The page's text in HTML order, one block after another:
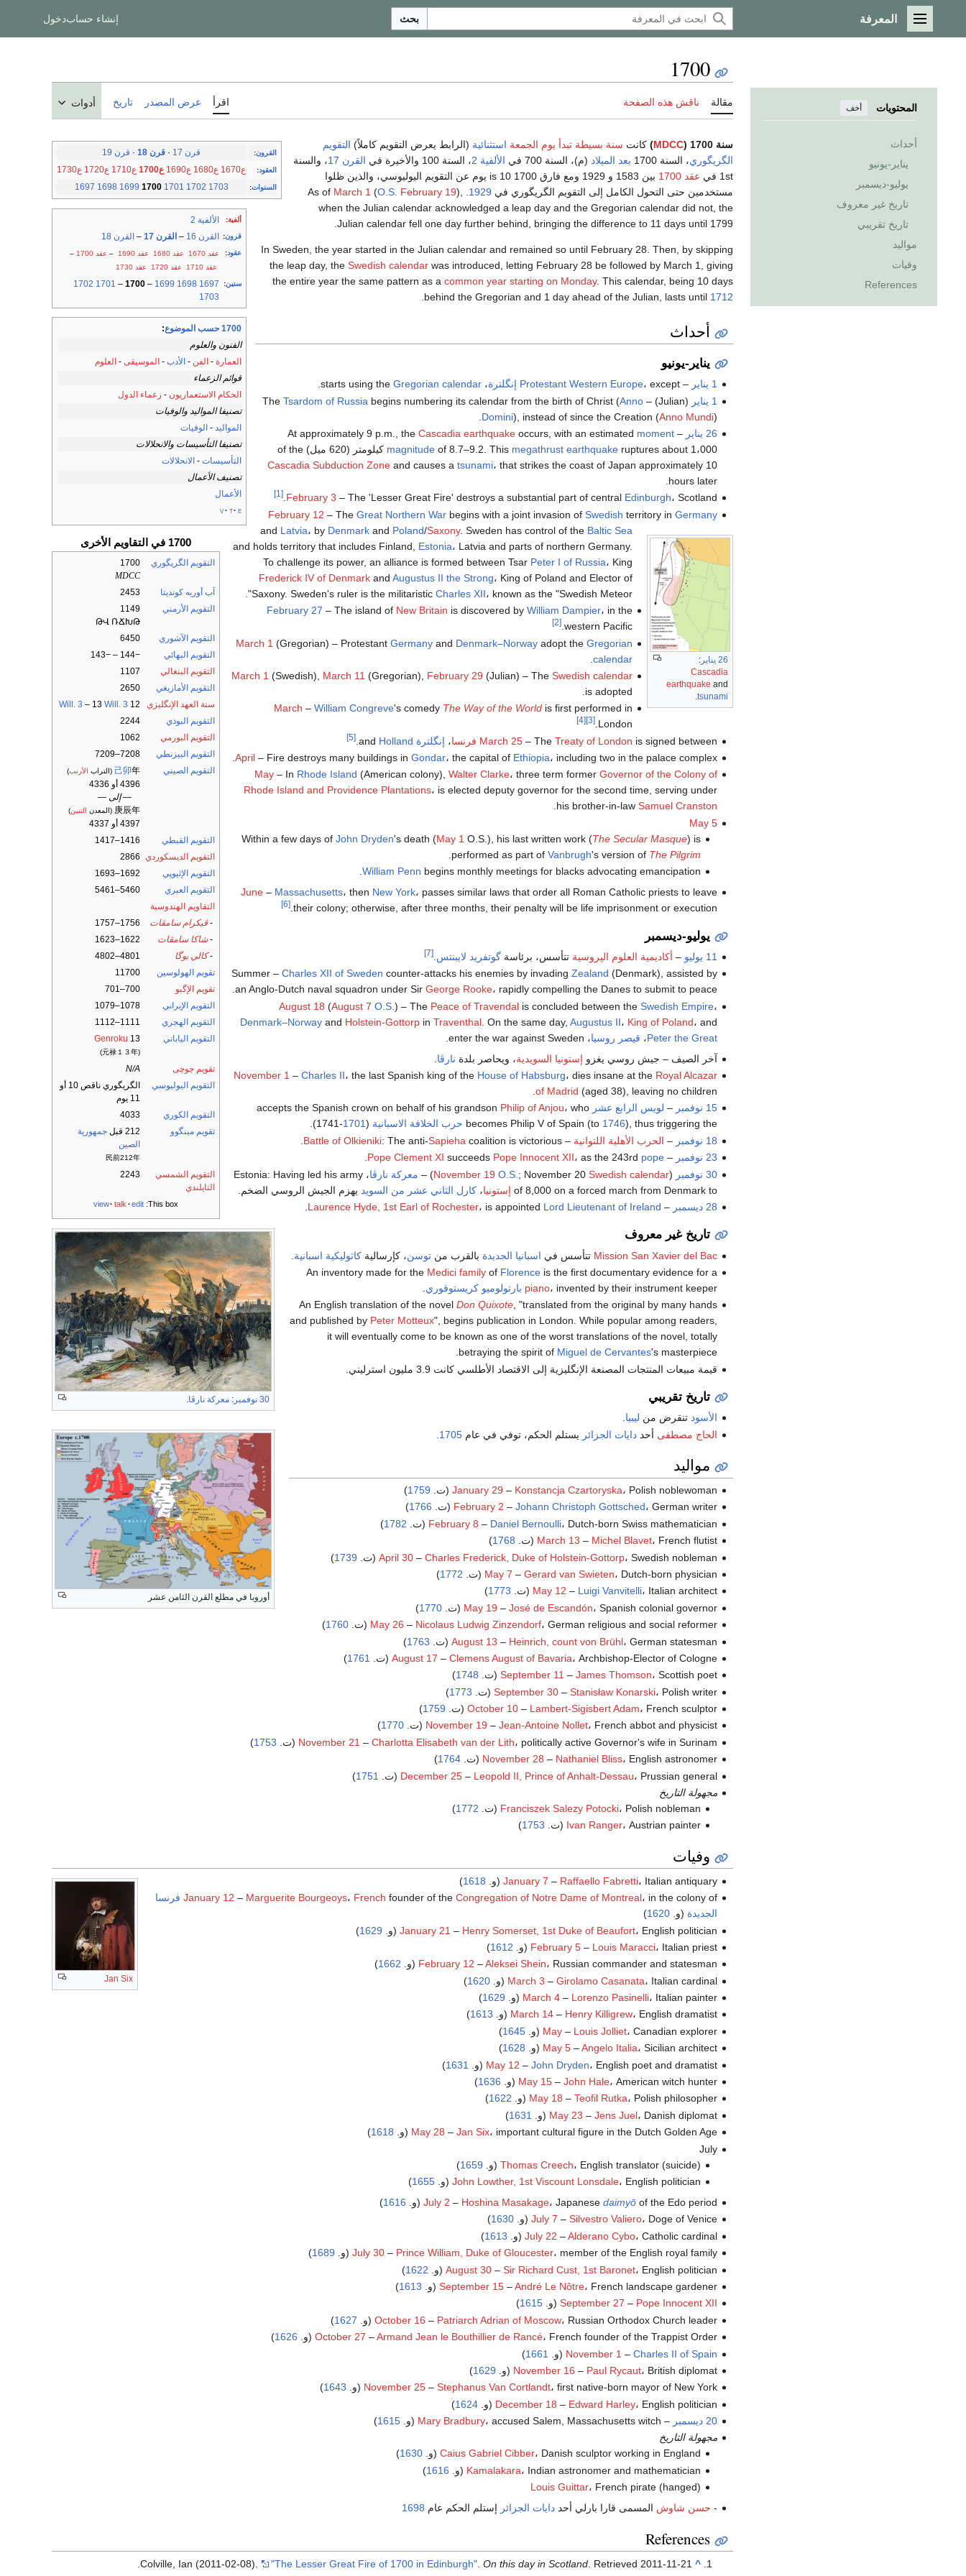
القائمة الرئيسية
المعرفة بحث إنشاء حسابدخول
المحتويات أخف
أحداث
يناير-يونيو
يوليو-ديسمبر
تاريخ غير معروف
تاريخ تقريبي
مواليد
وفيات
References
1700
مقالة ناقش هذه الصفحة اقرأ عرض المصدر تاريخ أدوات
القرون: قرن 17 · قرن 18 · قرن 19
العقود: ع1670 ع1680 ع1690 ع1700 ع1710 ع1720 ع1730
السنوات:
1697 1698 1699 1700 1701 1702 1703
ألفية: الألفية 2
قرون: القرن 16 – القرن 17 – القرن 18
عقود: عقد 1670 عقد 1680 عقد 1690 – عقد 1700
–
عقد 1710
عقد 1720 عقد 1730
سنين:
1697
1698
1699
–
1700
–
1701
1702
1703
1700 حسب الموضوع
:
الفنون والعلوم
العمارة - الفن - الأدب - الموسيقى - العلوم
قوائم الزعماء
الحكام الاستعماريون - زعماء الدول
تصنيفا المواليد والوفيات
المواليد - الوفيات
تصنيفا التأسيسات والانحلالات
التأسيسات - الانحلالات
تصنيف الأعمال
الأعمال
v t e
1700 في التقاويم الأخرى
التقويم الگريگوري
1700
MDCC
آب أوربه كونديتا
2453
التقويم الأرمني
1149
ԹՎ ՌՃԽԹ
التقويم الآشوري
6450
التقويم البهائي
−144 – −143
التقويم البنغالي
1107
التقويم الأمازيغي
2650
سنة العهد الإنگليزي
12
Will. 3 – 13 Will. 3
التقويم البوذي
2244
التقويم البورمي
1062
التقويم البيزنطي
7208–7209
التقويم الصيني
己卯年 (التراب الأرنب)
4396 أو 4336
— إلى —
庚辰年 (المعدن التنين)
4397 أو 4337
التقويم القبطي
1416–1417
التقويم الديسكوردي 2866
التقويم الإثيوپي
1692–1693
التقويم العبري
5460–5461
التقاويم الهندوسية
- ڤيكرام سامڤات
1756–1757
-شاكا سامڤات
1622–1623
-كالي يوگا
4801–4802
تقويم الهولوسين
11700
تقويم الإگبو
700–701
التقويم الإيراني
1078–1079
التقويم الهجري
1111–1112
التقويم الياباني
Genroku 13
(元禄１３年)
تقويم جوچى
N/A
التقويم اليوليوسي
الگريگوري ناقص 10 أو
11 يوم
التقويم الكوري
4033
تقويم مينگوو
212 قبل
جمهورية
الصين
民前212年
التقويم الشمسي
التايلندي
2243
This box:
view talk edit
سنة 1700 ( MDCC
) كانت سنة بسيطة تبدأ يوم الجمعة استثنائية (الرابط يعرض التقويم كاملاً) التقويم
الگريگوري، السنة 1700 بعد الميلاد (م)، السنة 700 في الألفية 2 ، السنة 100 والأخيرة في القرن 17
، والسنة
1st في
عقد 1700
بين 1583 و 1929 ومع فارق 1700 is 10 يوم عن التقويم اليوليوسي، والذين ظلوا
مستخدمين حتى التحول الكامل إلى التقويم الگريگوري في 1929
March 1 (O.S. February 19),
when the Julian calendar acknowledged a leap day and the Gregorian calendar did not, the
Julian calendar fell one day further behind, bringing the difference to 11 days until 1799.
In Sweden, the year started in the Julian calendar and remained so until February 28. Then, by skipping
the leap day, the Swedish calendar was introduced, letting February 28 be followed by March 1, giving
the entire year the same pattern as a common year starting on Monday. This calendar, being 10 days
behind the Gregorian and 1 day ahead of the Julian, lasts until 1712
أحداث
يناير-يونيو
26 يناير
:
Cascadia
earthquake and
tsunami
.
1 يناير –
Protestant Western Europe، except إنگلترة، starts using theGregorian calendar
1 يناير
(Julian) – The
Tsardom of Russia begins numbering its calendar from the birth of Christ (Anno
Domini), instead of since the Creation (Anno Mundi).
26 يناير
– At approximately 9 p.m., the
Cascadia earthquakeoccurs, with an estimated moment
magnitudeof 8.7–9.2. This megathrust earthquakeruptures about 1،000 كيلومتر (620 ميل) of the
Cascadia Subduction Zoneand causes a tsunami، that strikes the coast of Japan approximately 10
hours later.
February 3 – The 'Lesser Great Fire' destroys a substantial part of central Edinburgh، Scotland. [1]
February 12 – The Great Northern Warbegins with a joint invasion of Swedish territory in Germany
and Latvia، by Denmark and Poland/Saxony. Sweden has control of the Baltic Sea
and holds territory that includes Finland, Estonia، Latvia and parts of northern Germany.
To challenge its power, an alliance is formed between Tsar Peter I of Russia، King
Frederick IV of Denmark andAugustus II the Strong، King of Poland and Elector of
Saxony. Sweden's ruler is the militaristicCharles XII، known as the "Swedish Meteor".
February 27 – The island of New Britain is discovered byWilliam Dampier، in the
western Pacific.
[2]
March 1 (Gregorian) – ProtestantGermany and Denmark–Norway adopt theGregorian
calendar
.
March 1 (Swedish), March 11 (Gregorian), February 29 (Julian) – TheSwedish calendar
is adopted.
March –William Congreve's comedy The Way of the World is first performed in
London.
[3]
[4]
March 25– The Treaty of London is signed between فرنسا، إنگلترة Holland
.
[5]
April– Fire destroys many buildings in Gondar، the capital of Ethiopia، including two in the palace complex.
May– In Rhode Island (American colony), Walter Clarke، three term former Governor of the Colony of
Rhode Island and Providence Plantations، is elected deputy governor for the second time, serving under
his brother-in-law Samuel Cranston
.
May 5
Within a few days ofJohn Dryden's death (May 1 O.S.), his last written work (The Secular Masque) is
performed as part ofVanbrugh's version of The Pilgrim
William Penn begins monthly meetings for blacks advocating emancipation.
June– Massachusetts، then New York، passes similar laws that order all Roman Catholic priests to leave
their colony; otherwise, after three months, their penalty will be life imprisonment or execution.
[6]
يوليو-ديسمبر
11 يوليو – أكاديمية العلوم الپروسية تتأسس، برئاسةگوتفريد لايبنتس .
[7]
Summer – Charles XII of Sweden counter-attacks his enemies by invading Zealand (Denmark), assisted by
an Anglo-Dutch naval squadron under Sir George Rooke، rapidly compelling the Danes to submit to peace.
August 18 (August 7 O.S. ) – The Peace of Travendalis concluded between the Swedish Empire،
Denmark–Norwayand Holstein-Gottorpin Traventhal. On the same day, Augustus II، King of Poland، and
Peter the Great، قيصر روسيا، enter the war against Sweden.
30 نوفمبر : معركة نارڤا.
آخر الصيف – جيش روسي يغزو إستونيا السويدية، ويحاصر بلدة نارڤا
November 1 – Charles II، the last Spanish king of the House of Habsburg، dies insane at the Royal Alcazar
of Madrid (aged 38), leaving no children.
15 نوفمبر
– لويس الرابع عشر accepts the Spanish crown on behalf of his grandson
Philip of Anjou، who
becomes Philip V of Spain (to 1746), thus triggering the حرب الخلافة الاسبانية (
1701
-1741).
18 نوفمبر
– الحرب الأهلية اللتوانية –
Battle of Olkieniki: The anti-Sapieha coalition is victorious.
23 نوفمبر
–
Pope Clement XI succeeds Pope Innocent XII، as the 243rd pope
30 نوفمبر
(
November 19 O.S. ; November 20 Swedish calendar
) – معركة نارڤا
، Estonia: Having led his army
of 8,000 on a forced march from Denmark to إستونيا،كارل الثاني عشر من السويد يهزم الجيش الروسي الضخم.
28 ديسمبر
–
Laurence Hyde, 1st Earl of Rochester، is appointed Lord Lieutenant of Ireland
أوروبا في مطلع القرن الثامن عشر
تاريخ غير معروف
Mission San Xavier del Bac تتأسس في اسبانيا الجديدة بالقرب منتوسن، كإرساليةكاثوليكية اسبانية
An inventory made for the Medici familyof Florenceis the first documentary evidence for a
piano، invented by their instrument keeper بارتولوميو كريستوفوري
An English translation of the novel Don Quixote, "translated from the original by many hands
and published by Peter Motteux", begins publication in London. While popular among readers,
it will eventually come to be known as one of the worst translations of the novel, totally
betraying the spirit of Miguel de Cervantes's masterpiece.
قيمة مبيعات المنتجات المصنعة الإنگليزية إلى الاقتصاد الأطلسي كانت 3.9 مليون استرليني.
تاريخ تقريبي
الأسود تنقرض من ليبيا.
الحاج مصطفى أحددايات الجزائر يستلم الحكم، توفي في عام1705
مواليد
January 29 – Konstancja Czartoryska، Polish noblewoman (ت. 1759
)
February 2 – Johann Christoph Gottsched، German writer (ت. 1766
)
February 8 – Daniel Bernoulli، Dutch-born Swiss mathematician (ت. 1782
)
March 13 – Michel Blavet، French flutist (ت. 1768
)
April 30– Charles Frederick, Duke of Holstein-Gottorp، Swedish nobleman (ت. 1739
)
May 7 – Gerard van Swieten، Dutch-born physician (ت. 1772
)
May 12 – Luigi Vanvitelli، Italian architect (ت. 1773
)
May 19 – José de Escandón، Spanish colonial governor (ت. 1770
)
May 26 – Nicolaus Ludwig Zinzendorf، German religious and social reformer (ت. 1760
)
August 13 – Heinrich, count von Brühl، German statesman (ت. 1763
)
August 17 – Clemens August of Bavaria، Archbishop-Elector of Cologne (ت. 1761
)
September 11 – James Thomson، Scottish poet (ت. 1748
)
September 30– Stanisław Konarski، Polish writer (ت. 1773
)
October 10– Lambert-Sigisbert Adam، French sculptor (ت. 1759
)
November 19 – Jean-Antoine Nollet، French abbot and physicist (ت. 1770
)
November 21 – Charlotta Elisabeth van der Lith، politically active Governor's wife in Surinam (ت. 1753
)
November 28 – Nathaniel Bliss، English astronomer (ت. 1764
)
December 25– Leopold II, Prince of Anhalt-Dessau، Prussian general (ت. 1751
)
مجهولة التاريخ
Franciszek Salezy Potocki، Polish nobleman (ت. 1772
)
Ivan Ranger، Austrian painter (ت. 1753
)
وفيات
Jan Six
January 7 – Raffaello Fabretti، Italian antiquary (و. 1618
)
January 12 – Marguerite Bourgeoys، French founder of the Congregation of Notre Dame of Montreal، in the colony of
فرنسا
الجديدة (و.1620
)
January 21 – Henry Somerset, 1st Duke of Beaufort، English politician (و. 1629
)
February 5– Louis Maracci، Italian priest (و. 1612
)
February 12 –Aleksei Shein، Russian commander and statesman (و. 1662
)
March 3 – Girolamo Casanata، Italian cardinal (و. 1620
)
March 4– Lorenzo Pasinelli، Italian painter (و. 1629
)
March 14– Henry Killigrew، English dramatist (و. 1613
)
May– Louis Jolliet، Canadian explorer (و. 1645
)
May 5–Angelo Italia، Sicilian architect (و. 1628
)
May 12 – John Dryden، English poet and dramatist (و. 1631
)
May 15– John Hale، American witch hunter (و. 1636
)
May 18 – Teofil Rutka، Polish philosopher (و. 1622
)
May 23 – Jens Juel، Danish diplomat (و. 1631
)
May 28 – Jan Six، important cultural figure in the Dutch Golden Age (و. 1618
)
July
Thomas Creech، English translator (suicide) (و. 1659
)
John Lowther, 1st Viscount Lonsdale، English politician (و. 1655
)
July 2 – Hoshina Masakage، Japanese daimyōof the Edo period (و. 1616
)
July 7 – Silvestro Valiero، Doge of Venice (و. 1630
)
July 22 –Alderano Cybo، Catholic cardinal (و. 1613
)
July 30– Prince William, Duke of Gloucester، member of the English royal family (و. 1689
)
August 30– Sir Richard Cust, 1st Baronet، English politician (و. 1622
)
September 15–André Le Nôtre، French landscape gardener (و. 1613
)
September 27 – Pope Innocent XII (و.1615
)
October 16 – Patriarch Adrian of Moscow، Russian Orthodox Church leader (و. 1627
)
October 27 –Armand Jean le Bouthillier de Rancé، French founder of the Trappist Order (و. 1626
)
November 1 – Charles II of Spain (و. 1661
)
November 16 – Paul Rycaut، British diplomat (و. 1629
)
November 25– Stephanus Van Cortlandt، first native-born mayor of New York (و. 1643
)
December 18 – Edward Harley، English politician (و. 1624
)
20 ديسمبر
–
Mary Bradbury، accused Salem, Massachusetts witch (و. 1615
)
مجهولة التاريخ
Caius Gabriel Cibber، Danish sculptor working in England (و. 1630
)
Kamalakara، Indian astronomer and mathematician (و. 1616
)
Louis Guittar، French pirate (hanged)
- حسن شاوش المسمى قارا بارلي أحددايات الجزائر إستلم الحكم عام 1698
References
^
Colville, Ian (2011-02-08). "The Lesser Great Fire of 1700 in Edinburgh" .On this day in Scotland . Retrieved 2011-11-21
.